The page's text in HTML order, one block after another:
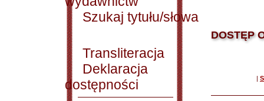
Szukaj tytułu/słowa
Transliteracja
Deklaracja
dostępności
DOSTĘP
|